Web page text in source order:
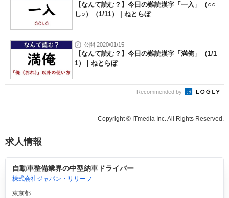
【なんて読む？】今日の難読漢字「一入」（○○
し○）（1/11） | ねとらぼ
公開 2020/01/15
【なんて読む？】今日の難読漢字「満俺」（1/1
1） | ねとらぼ
Recommended by
Copyright © ITmedia Inc. All Rights Reserved.
求人情報
自動車整備業界の中型納車ドライバー
株式会社ジャパン・リリーフ
東京都